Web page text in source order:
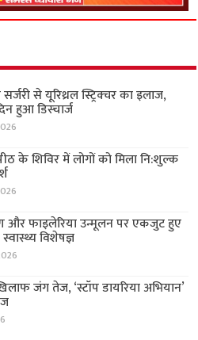
से यूरिथ्रल स्ट्रिक्चर का इलाज,
हुआ डिस्चार्ज
के शिविर में लोगों को मिला नि:शुल्क
और फाइलेरिया उन्मूलन पर एकजुट हुए
विशेषज्ञ
जंग तेज, ‘स्टॉप डायरिया अभियान’